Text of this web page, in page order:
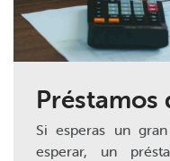
Préstamos
Si esperas un
esperar, un